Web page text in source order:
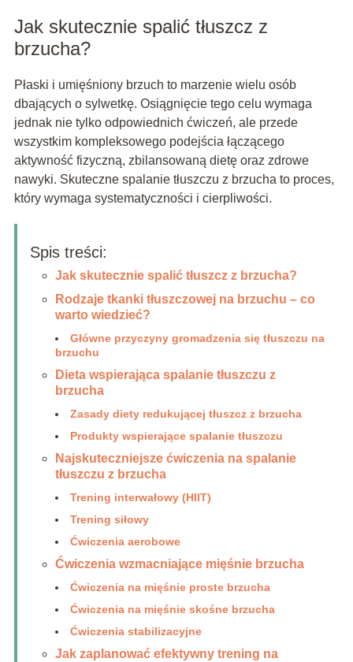
Jak skutecznie spalić tłuszcz z
brzucha?
Płaski i umięśniony brzuch to marzenie wielu osób
dbających o sylwetkę. Osiągnięcie tego celu wymaga
jednak nie tylko odpowiednich ćwiczeń, ale przede
wszystkim kompleksowego podejścia łączącego
aktywność fizyczną, zbilansowaną dietę oraz zdrowe
nawyki. Skuteczne spalanie tłuszczu z brzucha to proces,
który wymaga systematyczności i cierpliwości.
Spis treści:
Jak skutecznie spalić tłuszcz z brzucha?
Rodzaje tkanki tłuszczowej na brzuchu – co
warto wiedzieć?
Główne przyczyny gromadzenia się tłuszczu na
brzuchu
Dieta wspierająca spalanie tłuszczu z
brzucha
Zasady diety redukującej tłuszcz z brzucha
Produkty wspierające spalanie tłuszczu
Najskuteczniejsze ćwiczenia na spalanie
tłuszczu z brzucha
Trening interwałowy (HIIT)
Trening siłowy
Ćwiczenia aerobowe
Ćwiczenia wzmacniające mięśnie brzucha
Ćwiczenia na mięśnie proste brzucha
Ćwiczenia na mięśnie skośne brzucha
Ćwiczenia stabilizacyjne
Jak zaplanować efektywny trening na